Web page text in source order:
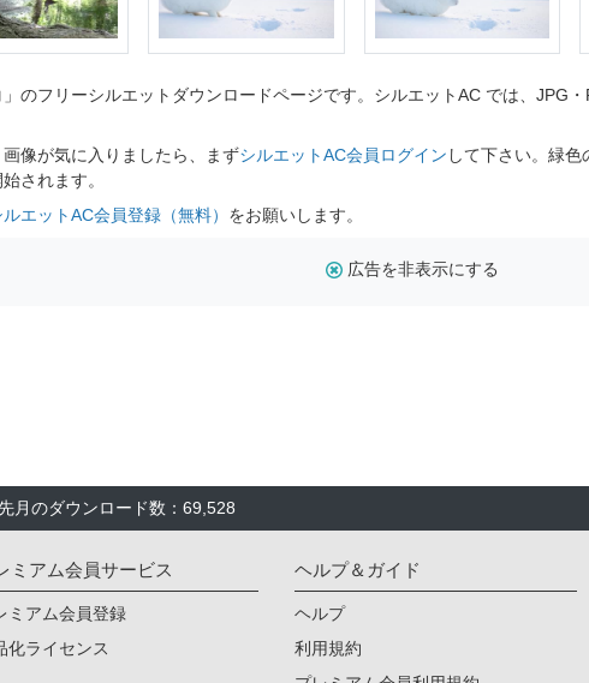
のフリーシルエットダウンロードページです。シルエットAC では、JPG
像が気に入りましたら、まずシルエットAC会員ログイン して下さい。緑
されます。
ルエットAC会員登録（無料） をお願いします。
広告を非表示にする
月のダウンロード数：69,528
ミアム会員サービス
ミアム会員登録
化ライセンス
ヘルプ＆ガイド
ヘルプ
利用規約